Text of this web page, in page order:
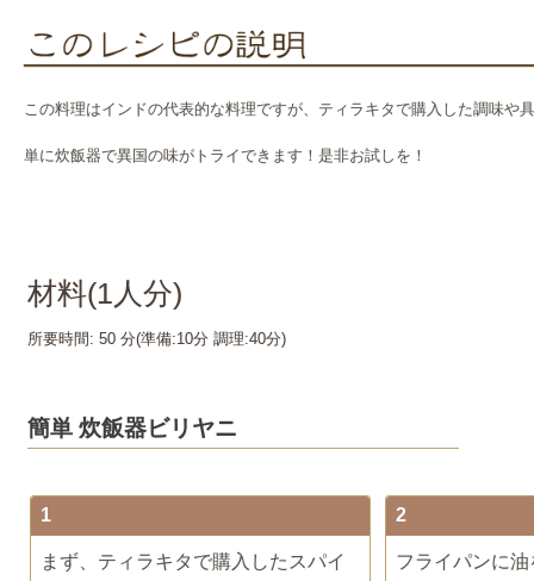
この料理はインドの代表的な料理ですが、ティラキタで購入した調味や
単に炊飯器で異国の味がトライできます！是非お試しを！
材料(1 人分)
所要時間: 50 分(準備:10分調理:40分)
簡単 炊飯器ビリヤニ
1
まず、ティラキタで購入したスパイ
2
フライパンに